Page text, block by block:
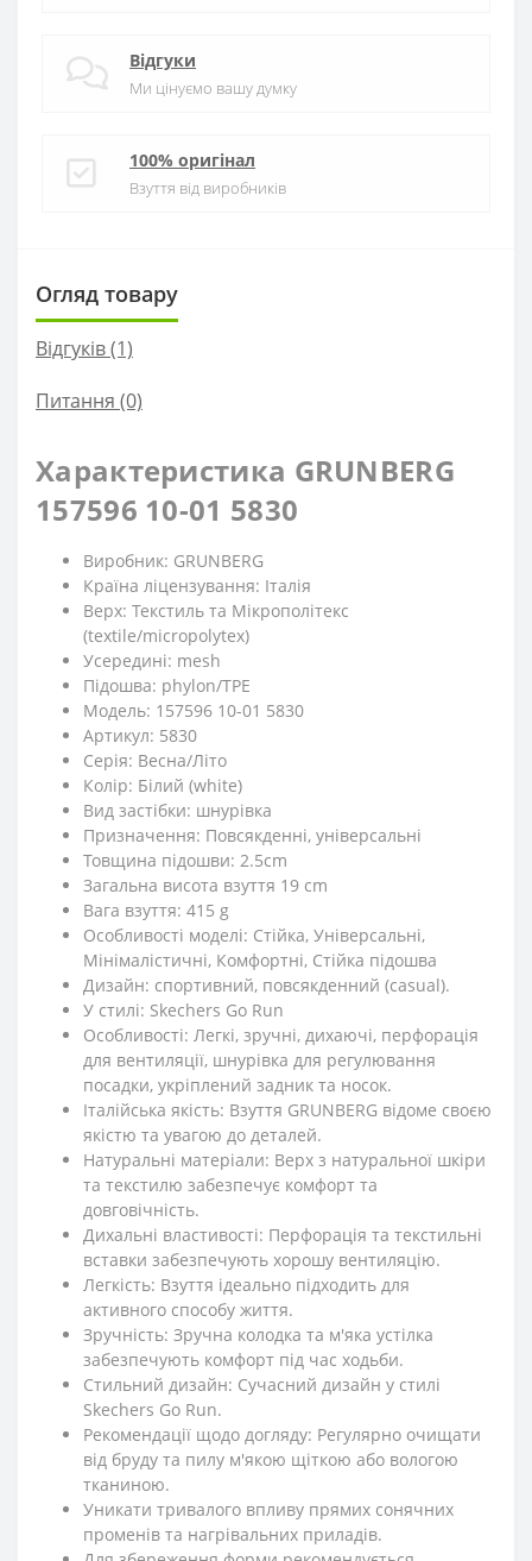
Відгуки
Ми цінуємо вашу думку
100% оригінал
Взуття від виробників
Огляд товару
Відгуків (1)
Питання (0)
Характеристика GRUNBERG
157596 10-01 5830
Виробник: GRUNBERG
Країна ліцензування: Італія
Верх: Текстиль та Мікрополітекс
(textile/micropolytex)
Усередині: mesh
Підошва: phylon/TPE
Модель: 157596 10-01 5830
Артикул: 5830
Серія: Весна/Літо
Колір: Білий (white)
Вид застібки: шнурівка
Призначення: Повсякденні, універсальні
Товщина підошви: 2.5cm
Загальна висота взуття 19 cm
Вага взуття: 415 g
Особливості моделі: Стійка, Універсальні,
Мінімалістичні, Комфортні, Стійка підошва
Дизайн: спортивний, повсякденний (casual).
У стилі: Skechers Go Run
Особливості: Легкі, зручні, дихаючі, перфорація
для вентиляції, шнурівка для регулювання
посадки, укріплений задник та носок.
Італійська якість: Взуття GRUNBERG відоме своєю
якістю та увагою до деталей.
Натуральні матеріали: Верх з натуральної шкіри
та текстилю забезпечує комфорт та
довговічність.
Дихальні властивості: Перфорація та текстильні
вставки забезпечують хорошу вентиляцію.
Легкість: Взуття ідеально підходить для
активного способу життя.
Зручність: Зручна колодка та м'яка устілка
забезпечують комфорт під час ходьби.
Стильний дизайн: Сучасний дизайн у стилі
Skechers Go Run.
Рекомендації щодо догляду: Регулярно очищати
від бруду та пилу м'якою щіткою або вологою
тканиною.
Уникати тривалого впливу прямих сонячних
променів та нагрівальних приладів.